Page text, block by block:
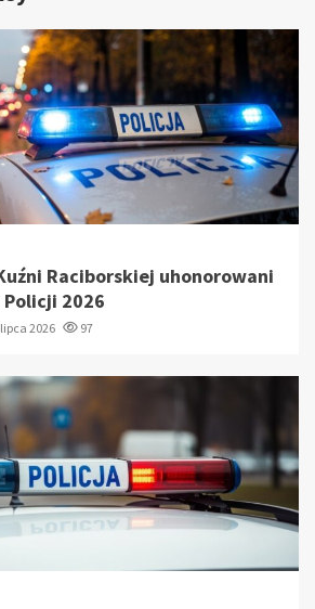
Raciborskiej uhonorowani
2026
2026 97